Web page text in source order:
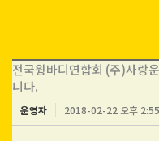
전국윙바디연합회 (주)사랑
니다.
운영자 2018-02-22 오후